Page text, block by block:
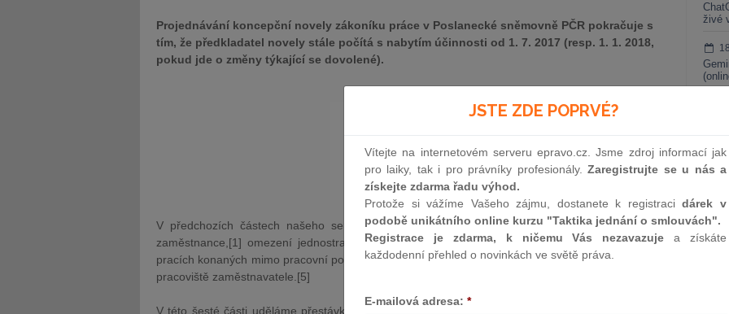
Projednávání koncepční novely zákoníku práce v Poslanecké sněmovně PČR pokračuje s
tím, že předkladatel novely stále počítá s nabytím účinnosti od 1. 7. 2017 (resp. 1. 1. 2018,
pokud jde o změny týkající se dovolené).
V předchozích částech našeho seriálu jsme se věnovali novému institutu vrcholového řídícího
zaměstnance,[1] omezení jednostranného převedení zaměstnance na jinou práci,[2] dohodám o
pracích konaných mimo pracovní poměr,[3] nové úpravě dovolené[4] a otázkám výkonu práce mimo
pracoviště zaměstnavatele.[5]
V této šesté části uděláme přestávku a namísto popisu původního návrhu novely se podíváme na
živé
JSTE ZDE POPRVÉ?
Vítejte na internetovém serveru epravo.cz. Jsme zdroj informací jak
pro laiky, tak i pro právníky profesionály.Zaregistrujte se u nás a
získejte zdarma řadu výhod.
Protože si vážíme Vašeho zájmu, dostanete k registracidárek v
podobě unikátního online kurzu "Taktika jednání o smlouvách".
Registrace je zdarma, k ničemu Vás nezavazuje a získáte
každodenní přehled o novinkách ve světě práva.
E-mailová adresa: *